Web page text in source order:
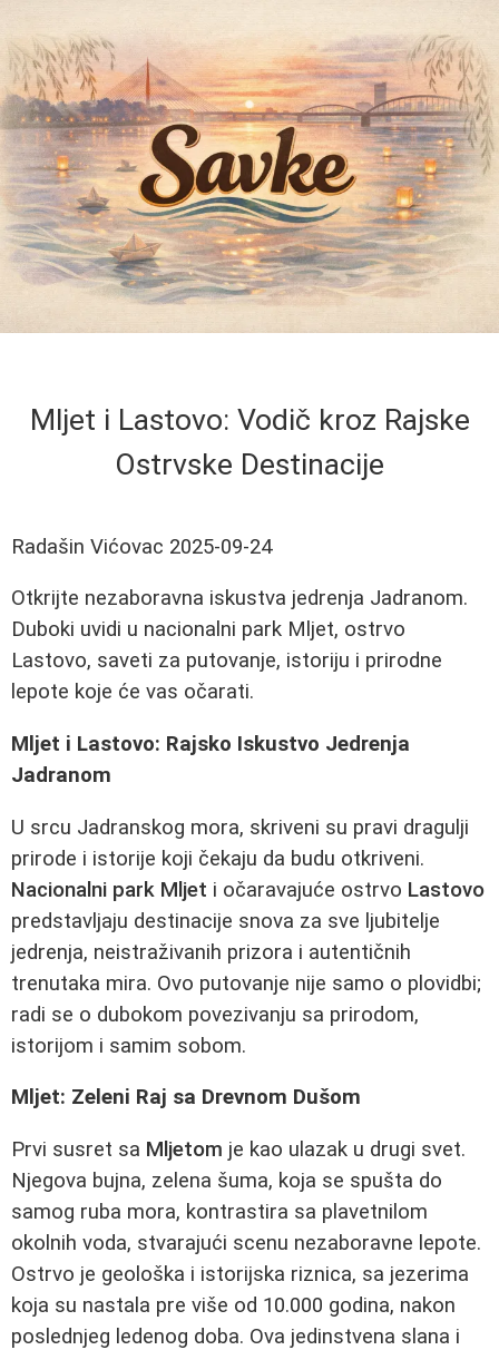
Mljet i Lastovo: Vodič kroz Rajske
Ostrvske Destinacije
Radašin Vićovac 2025-09-24
Otkrijte nezaboravna iskustva jedrenja Jadranom.
Duboki uvidi u nacionalni park Mljet, ostrvo
Lastovo, saveti za putovanje, istoriju i prirodne
lepote koje će vas očarati.
Mljet i Lastovo: Rajsko Iskustvo Jedrenja
Jadranom
U srcu Jadranskog mora, skriveni su pravi dragulji
prirode i istorije koji čekaju da budu otkriveni.
Nacionalni park Mljet i očaravajuće ostrvo Lastovo
predstavljaju destinacije snova za sve ljubitelje
jedrenja, neistraživanih prizora i autentičnih
trenutaka mira. Ovo putovanje nije samo o plovidbi;
radi se o dubokom povezivanju sa prirodom,
istorijom i samim sobom.
Mljet: Zeleni Raj sa Drevnom Dušom
Prvi susret sa Mljetom je kao ulazak u drugi svet.
Njegova bujna, zelena šuma, koja se spušta do
samog ruba mora, kontrastira sa plavetnilom
okolnih voda, stvarajući scenu nezaboravne lepote.
Ostrvo je geološka i istorijska riznica, sa jezerima
koja su nastala pre više od 10.000 godina, nakon
poslednjeg ledenog doba. Ova jedinstvena slana i